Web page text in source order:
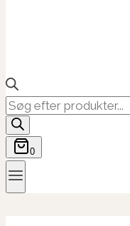
Products
search
0